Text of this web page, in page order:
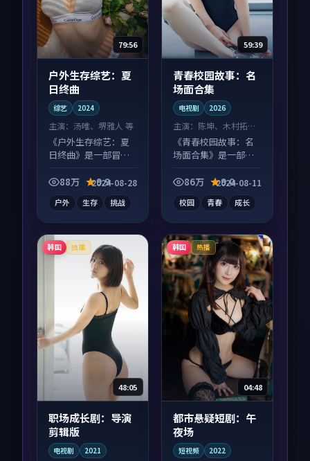
79:56
户外生存综艺：夏
日终曲
综艺 2024
主演： 汤唯、堺雅人 等
《户外生存综艺：夏
日终曲》是一部冒险
感在线，配乐与镜头
88万 9.9
2024-08-28
户外 生存 挑战
59:39
青春校园故事：名
场面合集
电视剧 2026
主演： 陈坤、木村拓哉
等
《青春校园故事：名
场面合集》是一部喜
碑持续发酵，适合周
86万 9.0
2024-08-11
校园 青春 成长
韩国 独播
48:05
职场成长剧：导演
剪辑版
电视剧 2021
韩国 热播
04:48
都市悬疑短剧：午
夜场
短视频 2022